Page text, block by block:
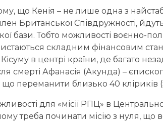
що Кенія – не лише одна з
Британської Співдружності,
бази. Тобто можливості воєнно-
складним фінансовим
в центрі країни, де багато
смерті Афанасія (Акунда) –
що переманити близько 40 кліриків
для «місії РПЦ» в
треба починати місію з нуля, що